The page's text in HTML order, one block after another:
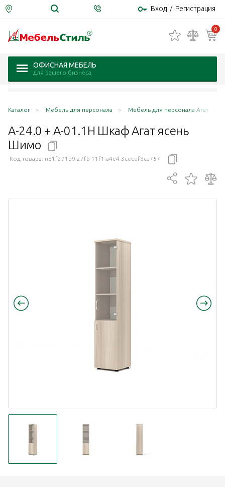
Вход / Регистрация
0
ОФИСНАЯ МЕБЕЛЬ
для вашего бизнеса
Каталог Мебель для персонала Мебель для персонала Агат
А-24.0 + А-01.1Н Шкаф Агат ясень
Шимо
Код товара: n81f271b9-27fb-11f1-a4e4-3cecef8ca757